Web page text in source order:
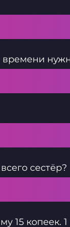
сестёр?
копеек. 1